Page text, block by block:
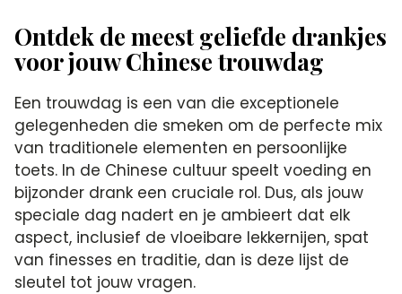
Ontdek de meest geliefde drankjes
voor jouw Chinese trouwdag
Een trouwdag is een van die exceptionele
gelegenheden die smeken om de perfecte mix
van traditionele elementen en persoonlijke
toets. In de Chinese cultuur speelt voeding en
bijzonder drank een cruciale rol. Dus, als jouw
speciale dag nadert en je ambieert dat elk
aspect, inclusief de vloeibare lekkernijen, spat
van finesses en traditie, dan is deze lijst de
sleutel tot jouw vragen.